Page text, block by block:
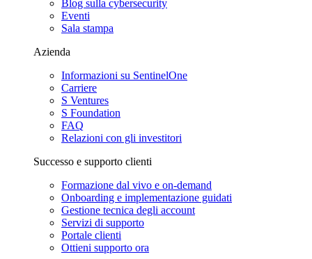
Blog sulla cybersecurity
Eventi
Sala stampa
Azienda
Informazioni su SentinelOne
Carriere
S Ventures
S Foundation
FAQ
Relazioni con gli investitori
Successo e supporto clienti
Formazione dal vivo e on-demand
Onboarding e implementazione guidati
Gestione tecnica degli account
Servizi di supporto
Portale clienti
Ottieni supporto ora